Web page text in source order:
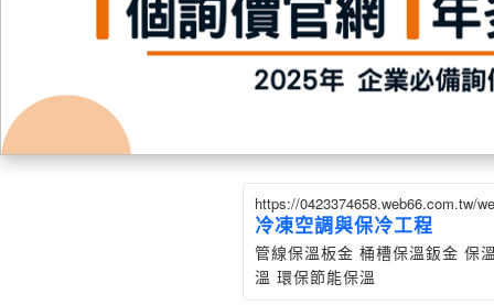
https://0423374658.web66.com.tw/
冷凍空調與保冷工程
管線保溫板金 桶槽保溫鈑金 保
溫 環保節能保溫